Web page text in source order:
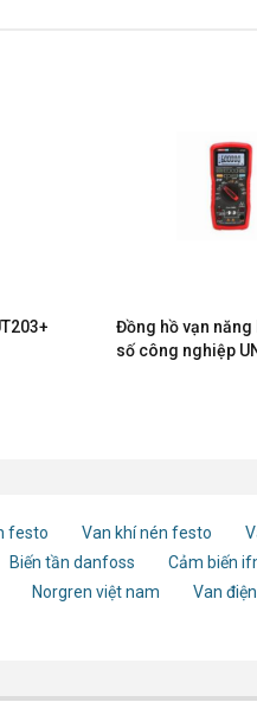
Đồng hồ vạn năng
số công nghiệp
festo Van khí nén festo
Biến tần danfoss Cảm biến
Norgren việt nam Van